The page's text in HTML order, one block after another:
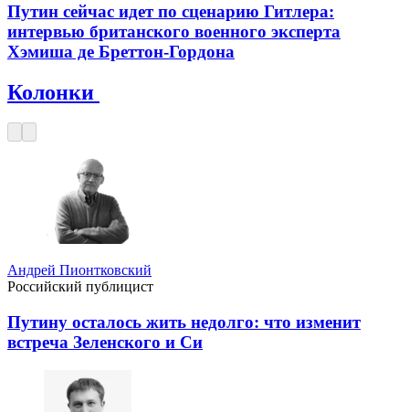
Путин сейчас идет по сценарию Гитлера:
интервью британского военного эксперта
Хэмиша де Бреттон-Гордона
Колонки
Андрей Пионтковский
Российский публицист
Путину осталось жить недолго: что изменит
встреча Зеленского и Си